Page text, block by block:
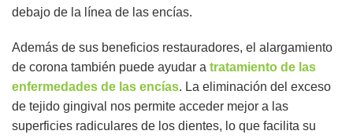
debajo de la línea de las encías.
Además de sus beneficios restauradores, el alargamiento
de corona también puede ayudar a tratamiento de las
enfermedades de las encías. La eliminación del exceso
de tejido gingival nos permite acceder mejor a las
superficies radiculares de los dientes, lo que facilita su